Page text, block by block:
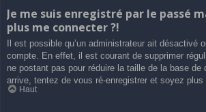
Je me suis enregistré par le passé
plus me connecter ?!
Il est possible qu’un administrateur ait désactivé
compte. En effet, il est courant de supprimer
ne postant pas pour réduire la taille de la base de
arrive, tentez de vous ré-enregistrer et soyez plus
Haut